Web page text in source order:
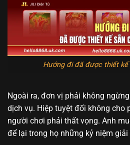
Hướng đi đã được thiết kế
Ngoài ra, đơn vị phải không
dịch vụ. Hiệp tuyệt đối không cho
người chơi phải thất vọng. Anh
để lại trong họ những kỷ niệm giải